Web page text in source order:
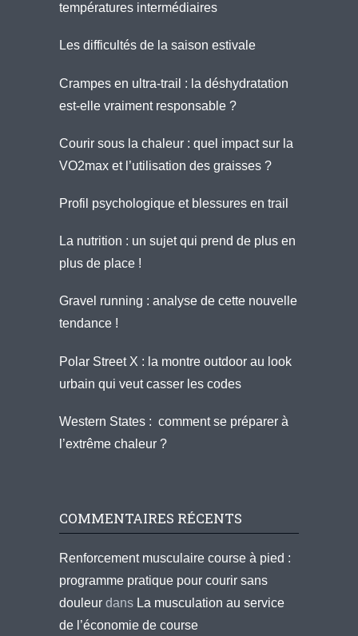
températures intermédiaires
Les difficultés de la saison estivale
Crampes en ultra-trail : la déshydratation
est-elle vraiment responsable ?
Courir sous la chaleur : quel impact sur la
VO2max et l’utilisation des graisses ?
Profil psychologique et blessures en trail
La nutrition : un sujet qui prend de plus en
plus de place !
Gravel running : analyse de cette nouvelle
tendance !
Polar Street X : la montre outdoor au look
urbain qui veut casser les codes
Western States : comment se préparer à
l’extrême chaleur ?
COMMENTAIRES RÉCENTS
Renforcement musculaire course à pied :
programme pratique pour courir sans
douleur dans La musculation au service
de l’économie de course